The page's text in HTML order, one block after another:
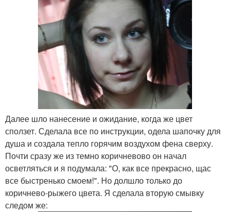
Далее шло нанесение и ожидание, когда же цвет
сползет. Сделала все по инструкции, одела шапочку для
душа и создала тепло горячим воздухом фена сверху.
Почти сразу же из темно коричневово он начал
осветляться и я подумала: "О, как все прекрасно, щас
все быстренько смоем!". Но долшло только до
коричнево-рыжего цвета. Я сделала вторую смывку
следом же: